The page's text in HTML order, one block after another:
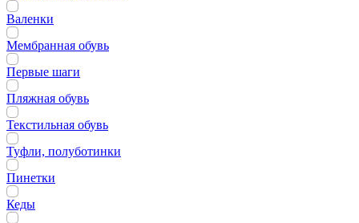
Валенки
Мембранная обувь
Первые шаги
Пляжная обувь
Текстильная обувь
Туфли, полуботинки
Пинетки
Кеды